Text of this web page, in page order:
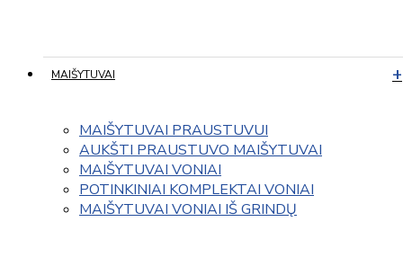
MAIŠYTUVAI
MAIŠYTUVAI PRAUSTUVUI
AUKŠTI PRAUSTUVO MAIŠYTUVAI
MAIŠYTUVAI VONIAI
POTINKINIAI KOMPLEKTAI VONIAI
MAIŠYTUVAI VONIAI IŠ GRINDŲ